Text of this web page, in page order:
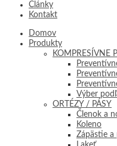
Články
Kontakt
Domov
Produkty
KOMPRESÍVNE
Výber
ORTÉZY / PÁSY
Členok a
Koleno
Zápästie a